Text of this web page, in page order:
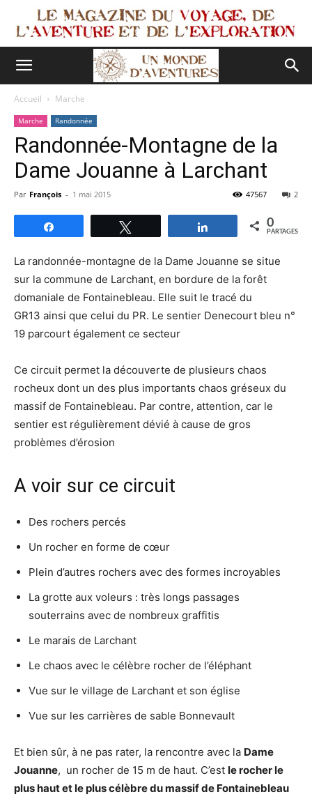
Accueil Marche
Marche Randonnée
Randonnée-Montagne de la
Dame Jouanne à Larchant
Par François - 1 mai 2015 2
47567
Partagez 0
PARTAGES
La randonnée-montagne de la Dame Jouanne se situe
sur la commune de Larchant, en bordure de la forêt
domaniale de Fontainebleau. Elle suit le tracé du
GR13 ainsi que celui du PR. Le sentier Denecourt bleu n°
19 parcourt également ce secteur
Ce circuit permet la découverte de plusieurs chaos
rocheux dont un des plus importants chaos gréseux du
massif de Fontainebleau. Par contre, attention, car le
sentier est régulièrement dévié à cause de gros
problèmes d’érosion
A voir sur ce circuit
Des rochers percés
Un rocher en forme de cœur
Plein d’autres rochers avec des formes incroyables
La grotte aux voleurs : très longs passages
souterrains avec de nombreux graffitis
Le marais de Larchant
Le chaos avec le célèbre rocher de l’éléphant
Vue sur le village de Larchant et son église
Vue sur les carrières de sable Bonnevault
Et bien sûr, à ne pas rater, la rencontre avec la Dame
Jouanne, un rocher de 15 m de haut. C’est le rocher le
plus haut et le plus célèbre du massif de Fontainebleau